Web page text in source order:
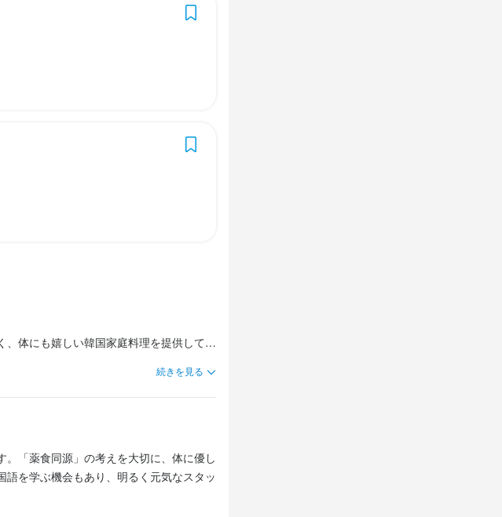
体にも嬉しい韓国家庭料理を提供してい
が特徴です。吾照里では、この伝統的な
ます。
続きを見る
「薬食同源」の考えを大切に、体に優し
を学ぶ機会もあり、明るく元気なスタッ
イルに合わせて働けます。
。
。